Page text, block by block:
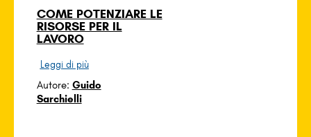
COME POTENZIARE LE
RISORSE PER IL
LAVORO
Leggi di più
Autore: Guido
Sarchielli